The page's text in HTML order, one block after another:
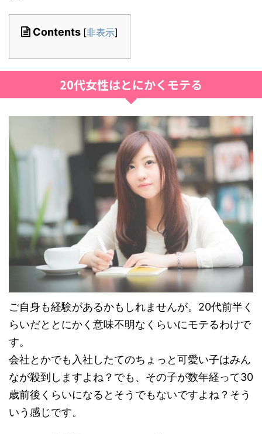
Contents [非表示]
20代女性はとにかくモテる
ご自身も経験があるかもしれませんが。20代前半く
らいだととにかく意味不明なくらいにモテるわけで
す。
会社とかでも入社したてのちょっと可愛い子はみん
なが殺到しますよね？でも、その子が数年経って30
歳前後くらいになるとそうでもないですよね？そう
いう感じです。